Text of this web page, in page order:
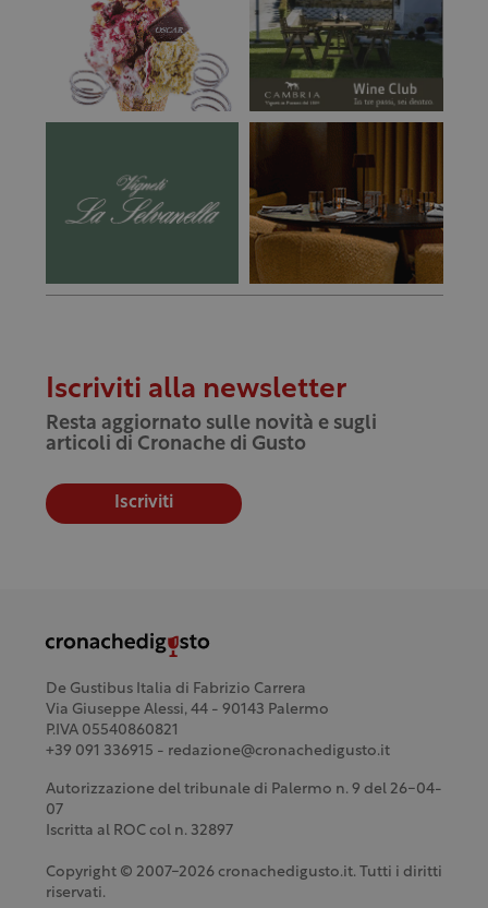
Iscriviti alla newsletter
Resta aggiornato sulle novità e sugli
articoli di Cronache di Gusto
Iscriviti
De Gustibus Italia di Fabrizio Carrera
Via Giuseppe Alessi, 44 - 90143 Palermo
P.IVA 05540860821
+39 091 336915 - redazione@cronachedigusto.it
Autorizzazione del tribunale di Palermo n. 9 del 26-04-
07
Iscritta al ROC col n. 32897
Copyright © 2007-2026 cronachedigusto.it. Tutti i diritti
riservati.